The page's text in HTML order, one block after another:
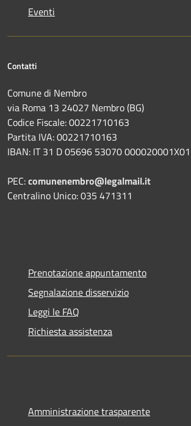
Eventi
Contatti
Comune di Nembro
via Roma 13 24027 Nembro (BG)
Codice Fiscale: 00221710163
Partita IVA: 00221710163
IBAN: IT 31 D 05696 53070 000020001X01
PEC:comunenembro@legalmail.it
Centralino Unico: 035 471311
Prenotazione appuntamento
Segnalazione disservizio
Leggi le FAQ
Richiesta assistenza
Amministrazione trasparente